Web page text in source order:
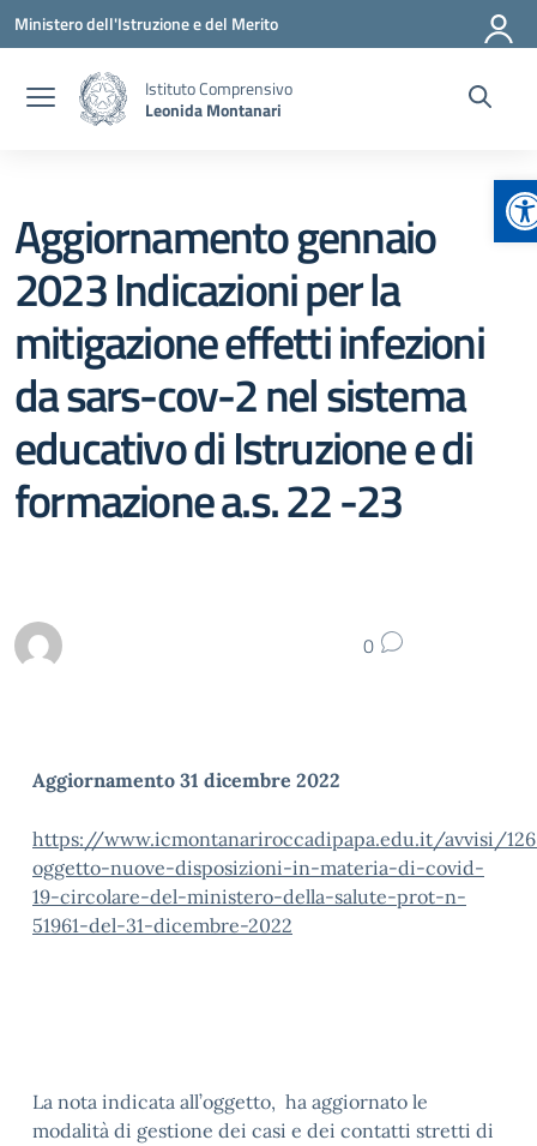
Vai ai contenuti
Vai al menu di navigazione
Vai al footer
Ministero dell'Istruzione e del Merito
Istituto Comprensivo
Leonida Montanari
Aggiornamento gennaio
2023 Indicazioni per la
mitigazione effetti infezioni
da sars-cov-2 nel sistema
educativo di Istruzione e di
formazione a.s. 22 -23
0
Aggiornamento 31 dicembre 2022
https://www.icmontanariroccadipapa.edu.it/avvisi/
oggetto-nuove-disposizioni-in-materia-di-covid-
19-circolare-del-ministero-della-salute-prot-n-
51961-del-31-dicembre-2022
La nota indicata all’oggetto, ha aggiornato le
modalità di gestione dei casi e dei contatti stretti di